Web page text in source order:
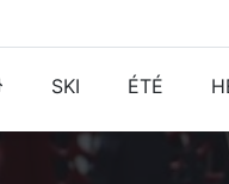
SKI ÉTÉ